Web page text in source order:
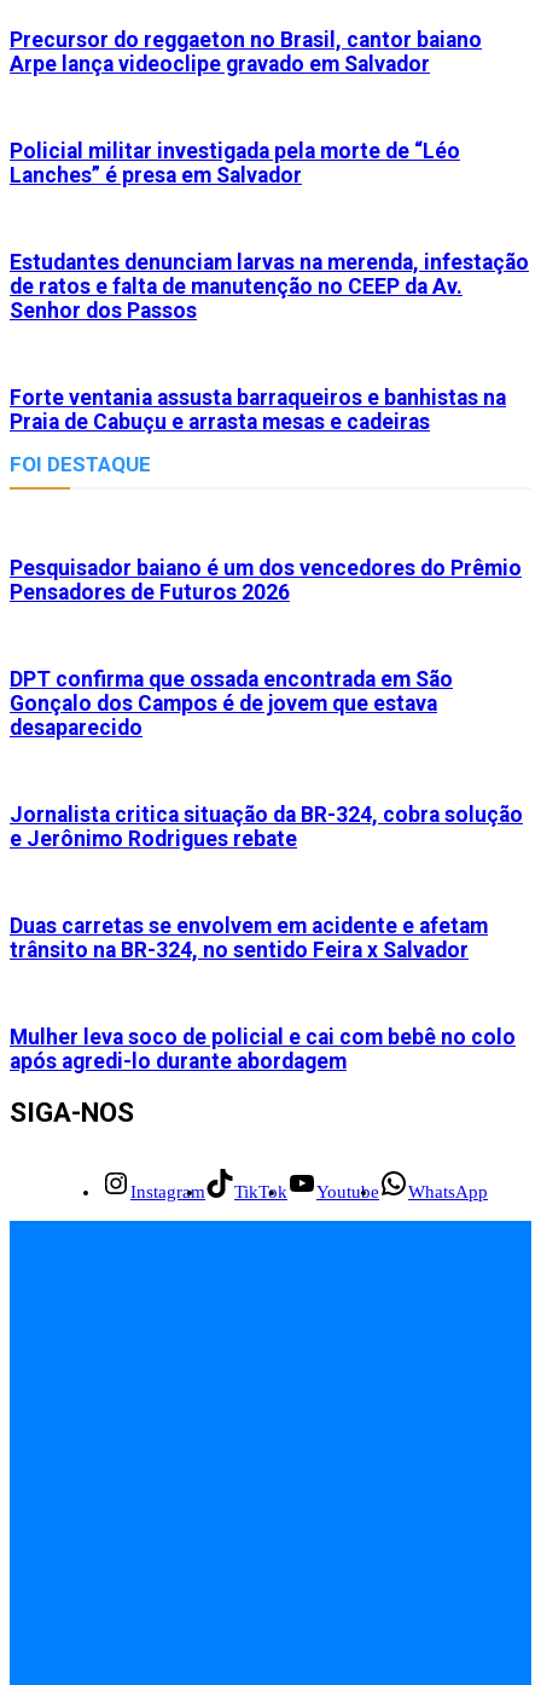
Precursor do reggaeton no Brasil, cantor baiano
Arpe lança videoclipe gravado em Salvador
Policial militar investigada pela morte de “Léo
Lanches” é presa em Salvador
Estudantes denunciam larvas na merenda, infestação
de ratos e falta de manutenção no CEEP da Av.
Senhor dos Passos
Forte ventania assusta barraqueiros e banhistas na
Praia de Cabuçu e arrasta mesas e cadeiras
FOI DESTAQUE
Pesquisador baiano é um dos vencedores do Prêmio
Pensadores de Futuros 2026
DPT confirma que ossada encontrada em São
Gonçalo dos Campos é de jovem que estava
desaparecido
Jornalista critica situação da BR-324, cobra solução
e Jerônimo Rodrigues rebate
Duas carretas se envolvem em acidente e afetam
trânsito na BR-324, no sentido Feira x Salvador
Mulher leva soco de policial e cai com bebê no colo
após agredi-lo durante abordagem
SIGA-NOS
Instagram TikTok Youtube WhatsApp